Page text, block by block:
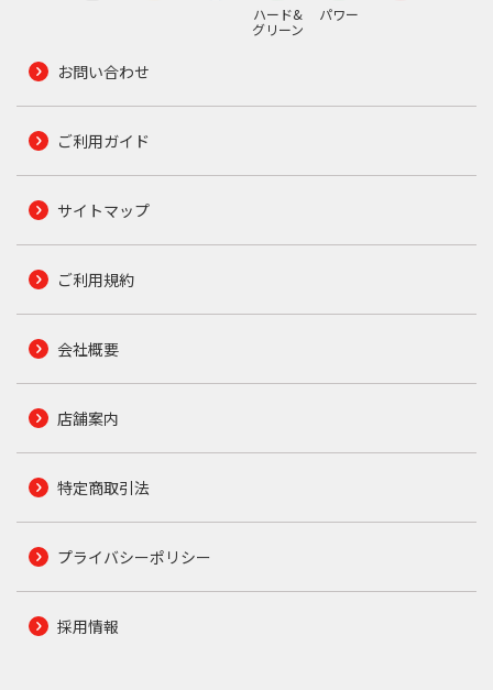
ハード&
グリーン
パワー
お問い合わせ
ご利用ガイド
サイトマップ
ご利用規約
会社概要
店舗案内
特定商取引法
プライバシーポリシー
採用情報